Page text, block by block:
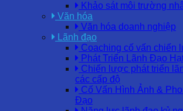
Khảo sát môi trường
Văn hóa
Văn hóa doanh nghiệp
Lãnh đạo
Coaching cố vấn chiến
Phát Triển Lãnh Đạo
Chiến lược phát triển
các cấp độ
Cố Vấn Hình Ảnh &
Đạo